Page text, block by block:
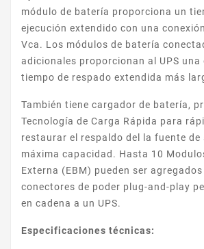
módulo de batería proporciona un
ejecución extendido con una
Vca. Los módulos de batería
adicionales proporcionan al UPS una
tiempo de respado extendida más
También tiene cargador de batería,
Tecnología de Carga Rápida para
restaurar el respaldo del la fuente de
máxima capacidad. Hasta 10
Externa (EBM) pueden ser agregados
conectores de poder plug-and-play
en cadena a un UPS.
Especificaciones técnicas: